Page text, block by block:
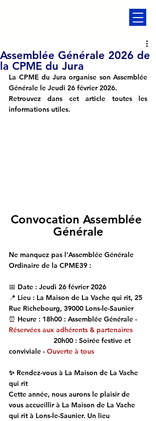
Assemblée Générale 2026 de
la CPME du Jura
La CPME du Jura organise son Assemblée
Générale le Jeudi 26 février 2026.
Retrouvez dans cet article toutes les
informations utiles.
Convocation Assemblée
Générale
Ne manquez pas l'Assemblée Générale
Ordinaire de la CPME39 :
📅 Date : Jeudi 26 février 2026
📍 Lieu : La Maison de La Vache qui rit, 25
Rue Richebourg, 39000 Lons-le-Saunier
⏰ Heure : 18h00 : Assemblée Générale -
Réservées aux adhérents & partenaires
conviviale - Ouverte à tous
✨ Rendez-vous à La Maison de La Vache
qui rit
Cette année, nous aurons le plaisir de
vous accueillir à La Maison de La Vache
qui rit à Lons-le-Saunier. Un lieu